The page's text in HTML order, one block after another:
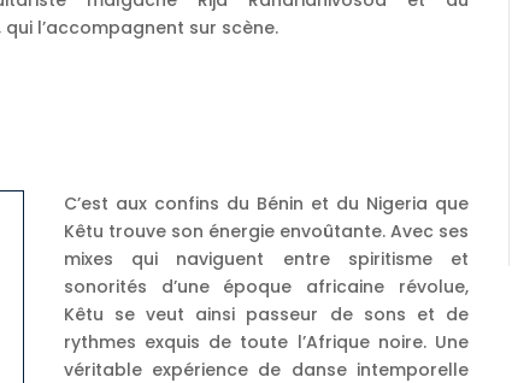
l’accompagnent sur scène.
C’est aux confins du Bénin et du Nigeria que
Kêtu trouve son énergie envoûtante. Avec ses
mixes qui naviguent entre spiritisme et
sonorités d’une époque africaine révolue,
Kêtu se veut ainsi passeur de sons et de
rythmes exquis de toute l’Afrique noire. Une
véritable expérience de danse intemporelle